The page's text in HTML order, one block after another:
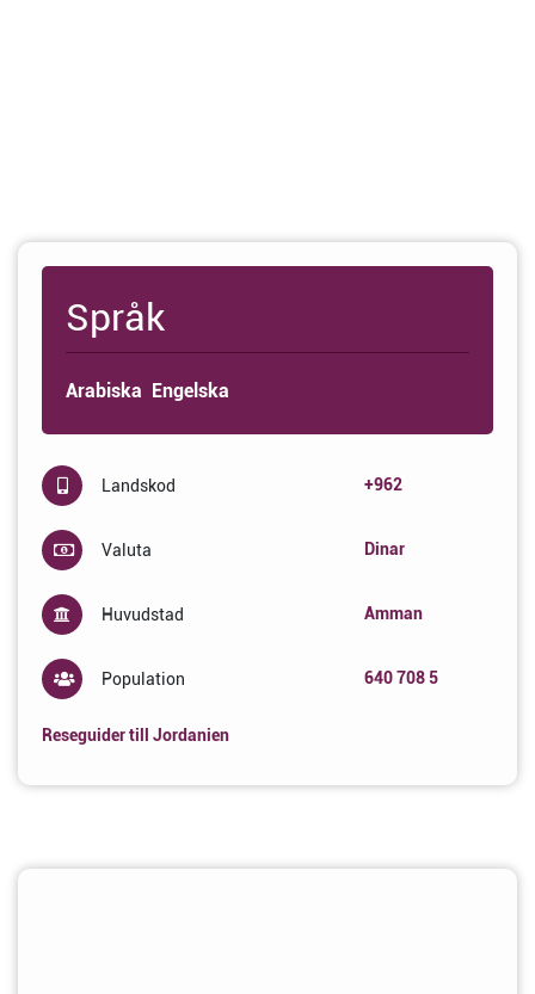
Språk
Arabiska Engelska
Landskod +962
Valuta Dinar
Huvudstad Amman
Population 640 708 5
Reseguider till Jordanien